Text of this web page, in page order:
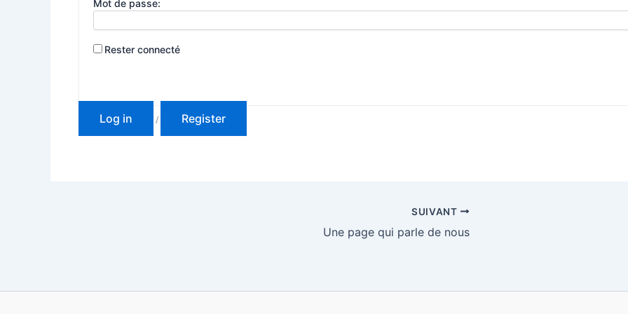
Mot de passe:
Rester connecté
Log in / Register
SUIVANT
Une page qui parle de nous